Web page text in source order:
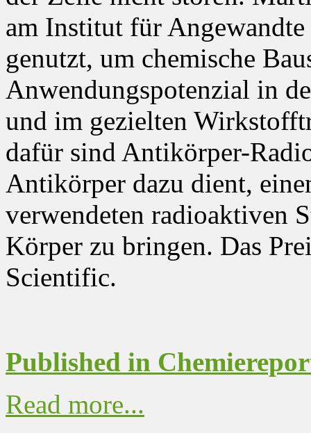
am Institut für
genutzt, um chemische
Anwendungspotenzial in
und im gezielten
dafür sind Antikörper-
Antikörper dazu dient,
verwendeten radioaktiven
Körper zu bringen. Das
Scientific.
Published in
Read more...